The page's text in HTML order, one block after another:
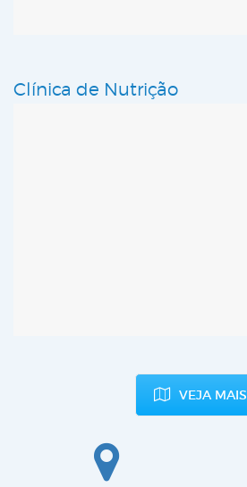
Clínica de Nutrição
VEJA MAIS